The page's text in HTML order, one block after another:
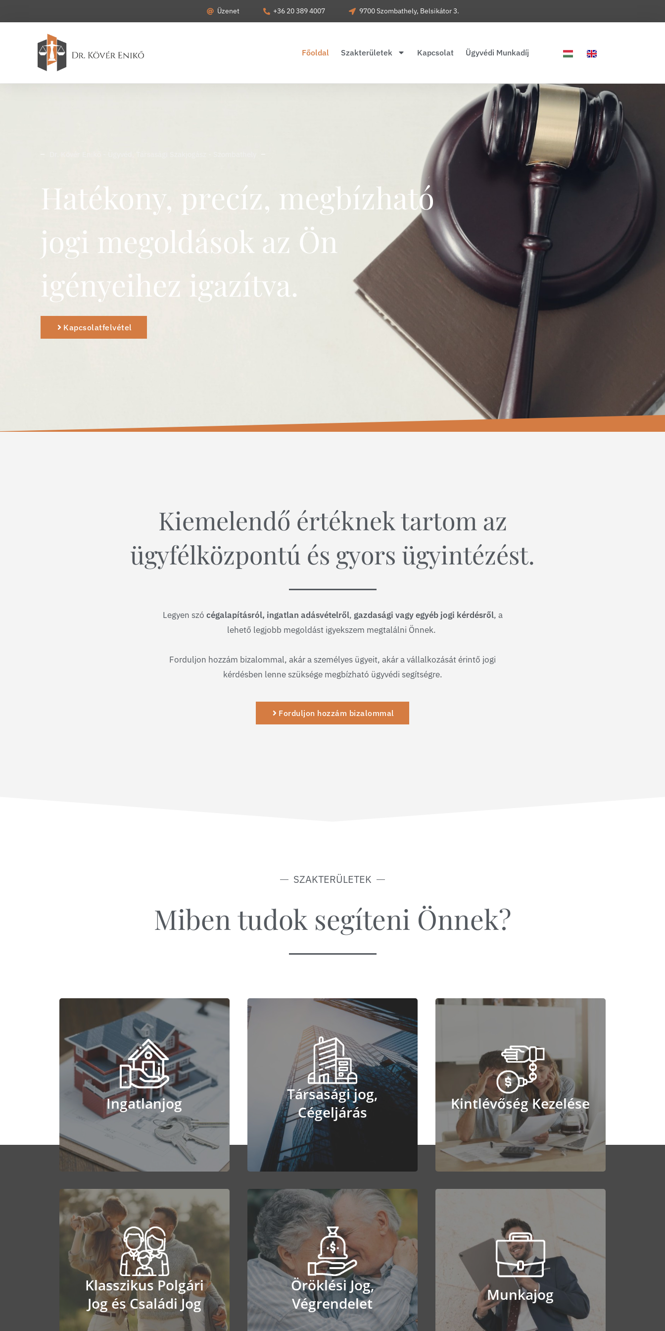
Üzenet +36 20 389 4007 9700 Szombathely, Belsikátor 3.
Főoldal Szakterületek Kapcsolat Ügyvédi Munkadíj
Hatékony, precíz, megbízható
jogi megoldások az Ön
igényeihez igazítva.
Kapcsolatfelvétel
Kiemelendő értéknek tartom az
ügyfélközpontú és gyors ügyintézést.
Legyen szó cégalapításról, ingatlan adásvételről, gazdasági vagy egyéb jogi kérdésről, a
lehető legjobb megoldást igyekszem megtalálni Önnek.
Forduljon hozzám bizalommal, akár a személyes ügyeit, akár a vállalkozását érintő jogi
kérdésben lenne szüksége megbízható ügyvédi segítségre.
Forduljon hozzám bizalommal
SZAKTERÜLETEK
Miben tudok segíteni Önnek?
Ingatlanjog
Ingatlanjog
Tovább
Társasági jog,
Cégeljárás
Társasági jog,
Cégeljárás
Kintlévőség Kezelése
Kintlévőség Kezelése
Tovább
Klasszikus Polgári
Jog és Családi Jog
Klasszikus Polgári
Jog és Családi Jog
Tovább
Öröklési Jog,
Végrendelet
Öröklési Jog,
Végrendelet
Tovább
Munkajog
Munkajog
Tovább